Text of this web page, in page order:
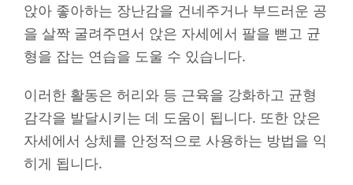
앉아 좋아하는 장난감을 건네주거나 부드러운 공
을 살짝 굴려주면서 앉은 자세에서 팔을 뻗고 균
형을 잡는 연습을 도울 수 있습니다.
이러한 활동은 허리와 등 근육을 강화하고 균형
감각을 발달시키는 데 도움이 됩니다. 또한 앉은
자세에서 상체를 안정적으로 사용하는 방법을 익
히게 됩니다.